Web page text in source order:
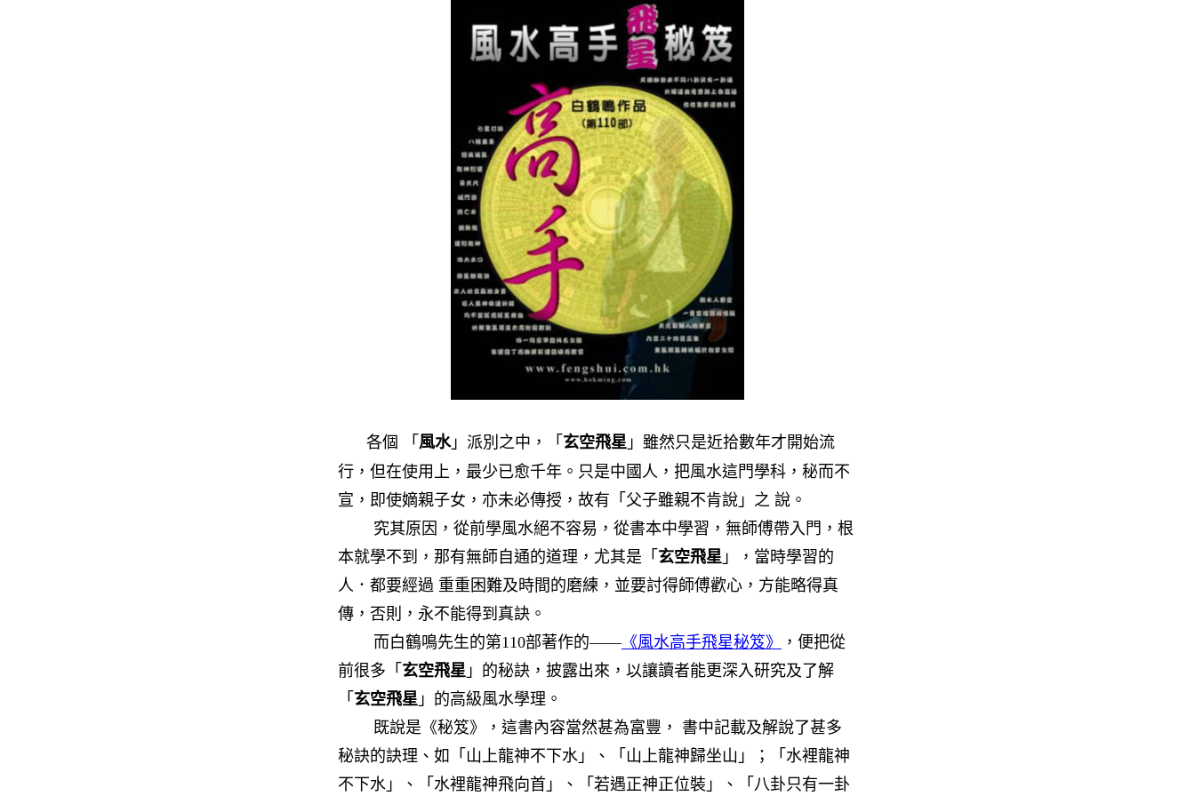
各個 「 風水」派別之中，「 玄空飛星 」雖然只是近拾數年才開始流
行，但在使用上，最少已愈千年。只是中國人，把風水這門學科，秘而不
宣，即使嫡親子女，亦未必傳授，故有「父子雖親不肯說」之 說。
究其原因，從前學風水絕不容易，從書本中學習，無師傅帶入門，根
本就學不到，那有無師自通的道理，尤其是「 玄空飛星 」，當時學習的
人．都要經過 重重困難及時間的磨練，並要討得師傅歡心，方能略得真
傳，否則，永不能得到真訣。
而白鶴鳴先生的第110部著作的——《風水高手飛星秘笈》
，便把從
前很多「 玄空飛星 」的秘訣，披露出來，以讓讀者能更深入研究及了解
「 玄空飛星 」的高級風水學理。
既說是《秘笈》，這書內容當然甚為富豐， 書中記載及解說了甚多
秘訣的訣理、如「山上龍神不下水」、「山上龍神歸坐山」；「水裡龍神
不下水」、「水裡龍神飛向首」、「若遇正神正位裝」、「八卦只有一卦